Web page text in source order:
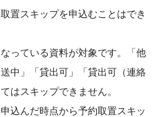
置スキップを申込むことはでき
っている資料が対象です。「他
中」「貸出可」「貸出可（連絡
はスキップできません。
込んだ時点から予約取置スキッ